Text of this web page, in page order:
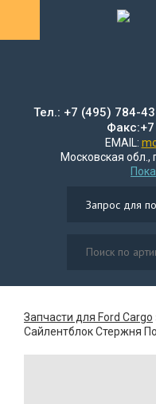
Тел.: +7 (495) 784-
EMAIL:
Московская обл.,
Запчасти для Ford Cargo
Сайлентблок Стержня